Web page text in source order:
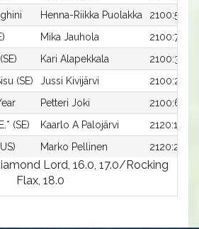
Henna-Riikka Puolakka
2100:5
Mika Jauhola
2100:7
Kari Alapekkala
2100:3
(SE) Jussi Kivijärvi
2100:2
Petteri Joki
2100:6
(SE) Kaarlo A Palojärvi
2120:1
Marko Pellinen 2120:2
Lord, 16.0, 17.0/Rocking
Flax, 18.0